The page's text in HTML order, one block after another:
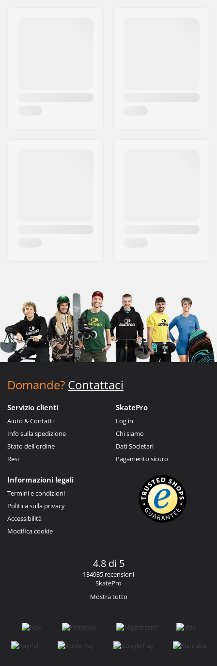
Domande? Contattaci
Servizio clienti
Aiuto & Contatti
Info sulla spedizione
Stato dell'ordine
Resi
SkatePro
Log in
Chi siamo
Dati Societari
Pagamento sicuro
Informazioni legali
Termini e condizioni
Politica sulla privacy
Accessibilità
Modifica cookie
4.8 di 5
134935 recensioni
SkatePro
Mostra tutto